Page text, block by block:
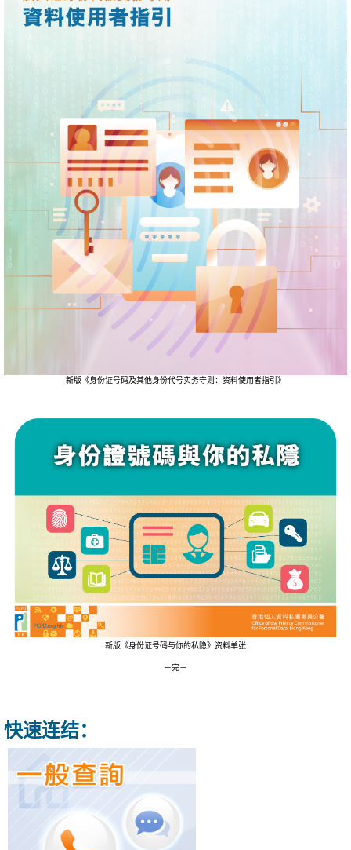
新版《身份证号码及其他身份代号实务守则：资料使用者指引》
新版《身份证号码与你的私隐》资料单张
－完－
快速连结：